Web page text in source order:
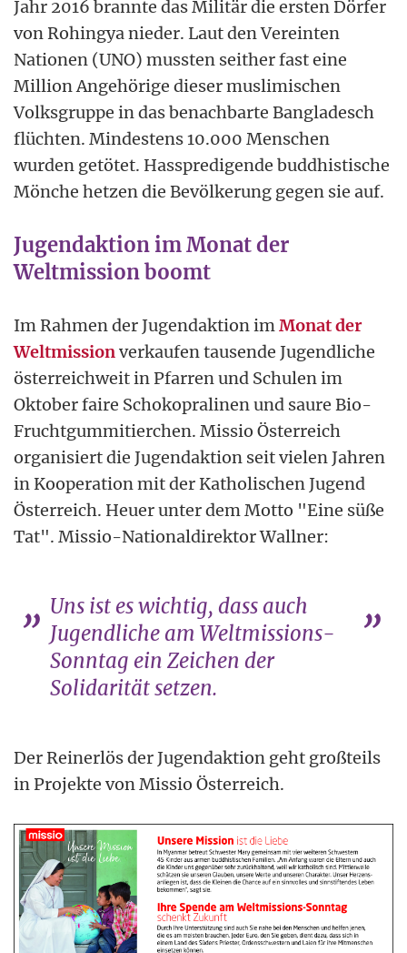
Jahr 2016 brannte das Militär die ersten Dörfer
von Rohingya nieder. Laut den Vereinten
Nationen (UNO) mussten seither fast eine
Million Angehörige dieser muslimischen
Volksgruppe in das benachbarte Bangladesch
flüchten. Mindestens 10.000 Menschen
wurden getötet. Hasspredigende buddhistische
Mönche hetzen die Bevölkerung gegen sie auf.
Jugendaktion im Monat der
Weltmission boomt
Im Rahmen der Jugendaktion imMonat der
Weltmissionverkaufen tausende Jugendliche
österreichweit in Pfarren und Schulen im
Oktober faire Schokopralinen und saure Bio-
Fruchtgummitierchen. Missio Österreich
organisiert die Jugendaktion seit vielen Jahren
in Kooperation mit der Katholischen Jugend
Österreich. Heuer unter dem Motto "Eine süße
Tat". Missio-Nationaldirektor Wallner:
Uns ist es wichtig, dass auch
Jugendliche am Weltmissions-
Sonntag ein Zeichen der
Solidarität setzen.
Der Reinerlös der Jugendaktion geht großteils
in Projekte von Missio Österreich.